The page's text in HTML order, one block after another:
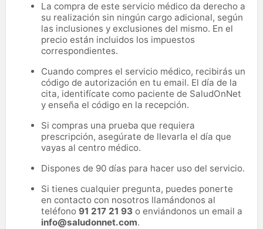
La compra de este servicio médico da derecho a
su realización sin ningún cargo adicional, según
las inclusiones y exclusiones del mismo. En el
precio están incluidos los impuestos
correspondientes.
Cuando compres el servicio médico, recibirás un
código de autorización en tu email. El día de la
cita, identifícate como paciente de SaludOnNet
y enseña el código en la recepción.
Si compras una prueba que requiera
prescripción, asegúrate de llevarla el día que
vayas al centro médico.
Dispones de 90 días para hacer uso del servicio.
Si tienes cualquier pregunta, puedes ponerte
en contacto con nosotros llamándonos al
teléfono 91 217 21 93 o enviándonos un email a
info@saludonnet.com.